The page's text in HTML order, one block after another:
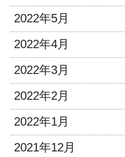
2022年5月
2022年4月
2022年3月
2022年2月
2022年1月
2021年12月